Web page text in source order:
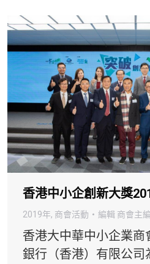
香港中小企創新大獎
2019年, 商會活動 編輯 商會主編
香港⼤中華中小企業商
銀⾏（香港）有限公司